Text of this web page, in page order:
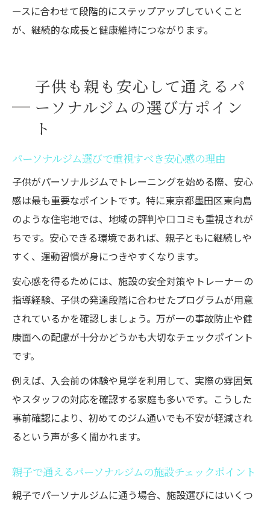
ースに合わせて段階的にステップアップしていくこと
が、継続的な成長と健康維持につながります。
子供も親も安心して通えるパ
ーソナルジムの選び方ポイン
ト
パーソナルジム選びで重視すべき安心感の理由
子供がパーソナルジムでトレーニングを始める際、安心
感は最も重要なポイントです。特に東京都墨田区東向島
のような住宅地では、地域の評判や口コミも重視されが
ちです。安心できる環境であれば、親子ともに継続しや
すく、運動習慣が身につきやすくなります。
安心感を得るためには、施設の安全対策やトレーナーの
指導経験、子供の発達段階に合わせたプログラムが用意
されているかを確認しましょう。万が一の事故防止や健
康面への配慮が十分かどうかも大切なチェックポイント
です。
例えば、入会前の体験や見学を利用して、実際の雰囲気
やスタッフの対応を確認する家庭も多いです。こうした
事前確認により、初めてのジム通いでも不安が軽減され
るという声が多く聞かれます。
親子で通えるパーソナルジムの施設チェックポイント
親子でパーソナルジムに通う場合、施設選びにはいくつ